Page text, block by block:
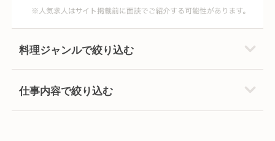
料理ジャンルで絞り込む
仕事内容で絞り込む